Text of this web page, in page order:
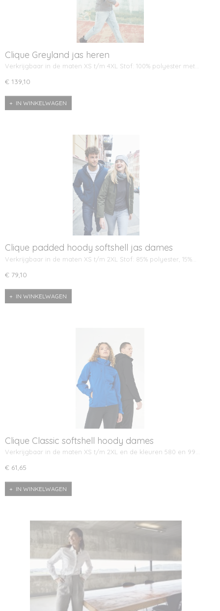
Clique Greyland jas heren
Verkrijgbaar in de maten XS t/m 4XL Stof: 100% polyester met…
€ 139,10
IN WINKELWAGEN
Clique padded hoody softshell jas dames
Verkrijgbaar in de maten XS t/m 2XL Stof: 85% polyester, 15%…
€ 79,10
IN WINKELWAGEN
Clique Classic softshell hoody dames
Verkrijgbaar in de maten XS t/m 2XL en de kleuren 580 en 99…
€ 61,65
IN WINKELWAGEN